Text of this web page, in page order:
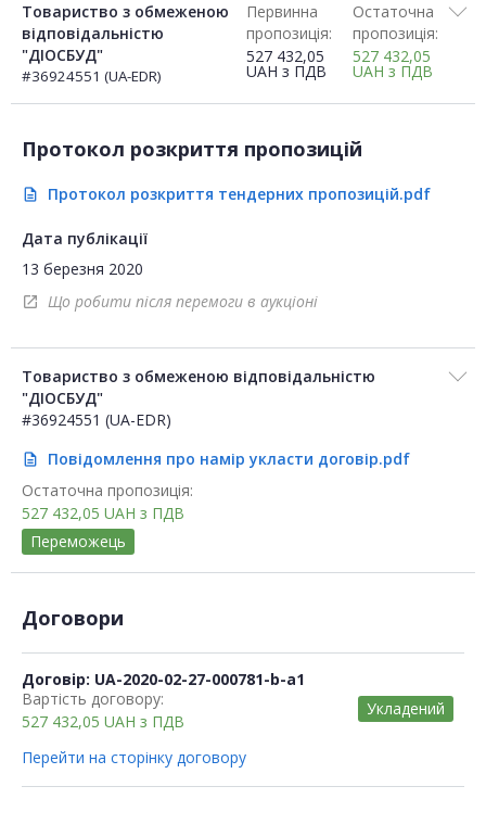
Товариство з обмеженою
відповідальністю
"ДІОСБУД"
#36924551 (UA-EDR)
Первинна
пропозиція:
527 432,05
UAH з ПДВ
Остаточна
пропозиція:
527 432,05
UAH з ПДВ
Протокол розкриття пропозицій
description Протокол розкриття тендерних пропозицій.pdf
Дата публікації
13 березня 2020
open_in_new Що робити після перемоги в аукціоні
Товариство з обмеженою відповідальністю
"ДІОСБУД"
#36924551 (UA-EDR)
description
Повідомлення про намір укласти договір.pdf
Остаточна пропозиція:
527 432,05 UAH з ПДВ
Переможець
Договори
Договір: UA-2020-02-27-000781-b-a1
Вартість договору:
527 432,05 UAH з ПДВ
Укладений
Перейти на сторінку договору